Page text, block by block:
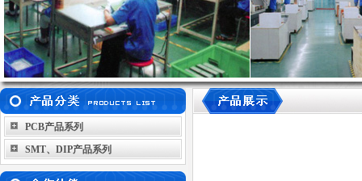
PCB产品系列
SMT、DIP产品系列
生益科技